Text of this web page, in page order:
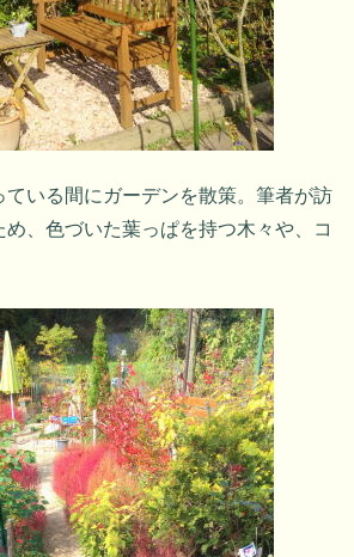
ている間にガーデンを散策。筆者が訪
、色づいた葉っぱを持つ木々や、コ